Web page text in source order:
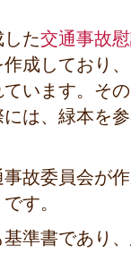
た交通事故
成しており
います。そ
には、緑本を
故委員会が
す。
準書であり